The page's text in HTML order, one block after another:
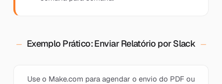
Exemplo Prático: Enviar Relatório por Slack
Use o Make.com para agendar o envio do PDF ou